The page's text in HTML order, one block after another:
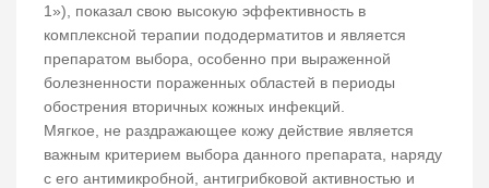
1»), показал свою высокую эффективность в
комплексной терапии пододерматитов и является
препаратом выбора, особенно при выраженной
болезненности пораженных областей в периоды
обострения вторичных кожных инфекций.
Мягкое, не раздражающее кожу действие является
важным критерием выбора данного препарата, наряду
с его антимикробной, антигрибковой активностью и